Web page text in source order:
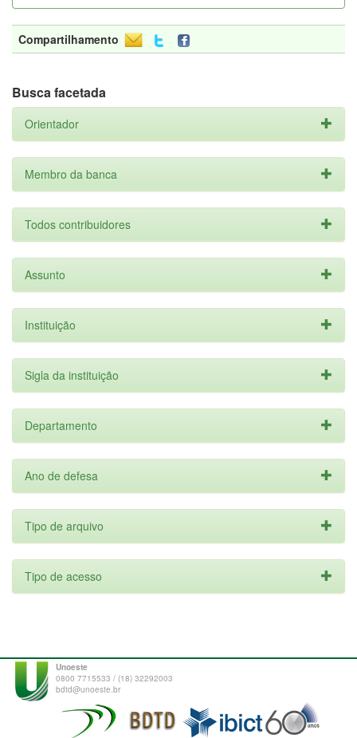
Compartilhamento
Busca facetada
Orientador
Membro da banca
Todos contribuidores
Assunto
Instituição
Sigla da instituição
Departamento
Ano de defesa
Tipo de arquivo
Tipo de acesso
Unoeste
0800 7715533 / (18) 32292003
bdtd@unoeste.br